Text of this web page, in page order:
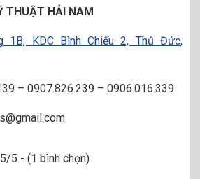
THUẬT HẢI NAM
1B, KDC Bình Chiểu 2, Thủ Đức,
– 0907.826.239 – 0906.016.339
5/5 - (1 bình chọn)